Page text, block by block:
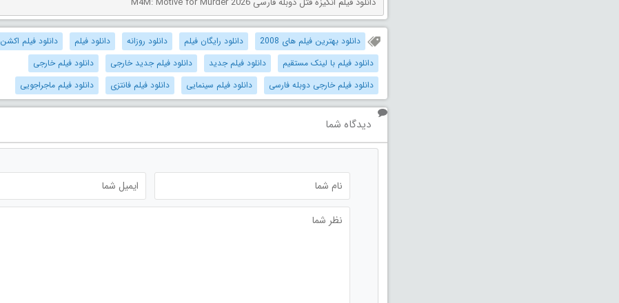
دانلود بهترین فیلم های 2008 دانلود رایگان فیلم دانلود روزانه دانلود فیلم
دانلود فیلم اکشن
دانلود فیلم با لینک مستقیم
دانلود فیلم جدید دانلود فیلم جدید خارجی
دانلود فیلم خارجی
دانلود فیلم خارجی دوبله فارسی
دانلود فیلم سینمایی دانلود فیلم فانتزی دانلود فیلم ماجراجویی
دیدگاه شما